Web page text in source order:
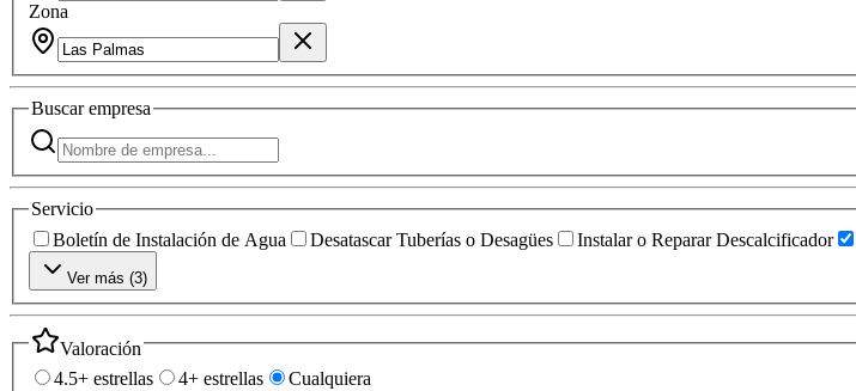
Zona
Buscarempresa
Servicio
Boletín de Instalación de Agua
Desatascar Tuberías o Desagües Instalar o Reparar Descalcificador
Ver más (3)
Valoración
4.5+ estrellas
4+ estrellas Cualquiera